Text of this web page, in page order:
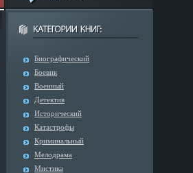
Биографический
Боевик
Военный
Детектив
Исторический
Катастрофы
Криминальный
Мелодрама
Мистика